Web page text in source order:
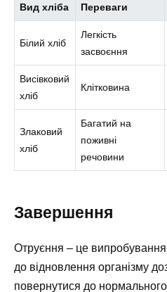
Вид хліба Переваги
Білий хліб
Легкість
засвоєння
Висівковий
хліб
Клітковина
Злаковий
хліб
Багатий на
поживні
речовини
Завершення
Отруєння – це
до відновлення організму
повернутися до нормального